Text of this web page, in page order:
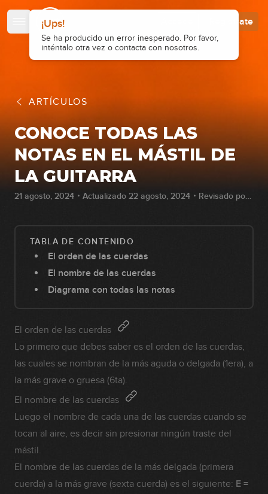
Regístrate
ARTÍCULOS
CONOCE TODAS LAS
NOTAS EN EL MÁSTIL DE
LA GUITARRA
21 agosto, 2024・Actualizado 22 agosto, 2024・Revisado por
TABLA DE CONTENIDO
El orden de las cuerdas
El nombre de las cuerdas
Diagrama con todas las notas
El orden de las cuerdas
Lo primero que debes saber es el orden de las cuerdas,
las cuales se nombran de la más aguda o delgada (1era), a
la más grave o gruesa (6ta).
El nombre de las cuerdas
Luego el nombre de cada una de las cuerdas cuando se
tocan al aire, es decir sin presionar ningún traste del
mástil.
El nombre de las cuerdas de la más delgada (primera
cuerda) a la más grave (sexta cuerda) es el siguiente: E =